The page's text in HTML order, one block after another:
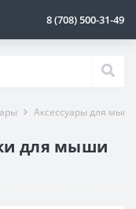
8 (708) 500-31-49
Аксессуары для
для мыши